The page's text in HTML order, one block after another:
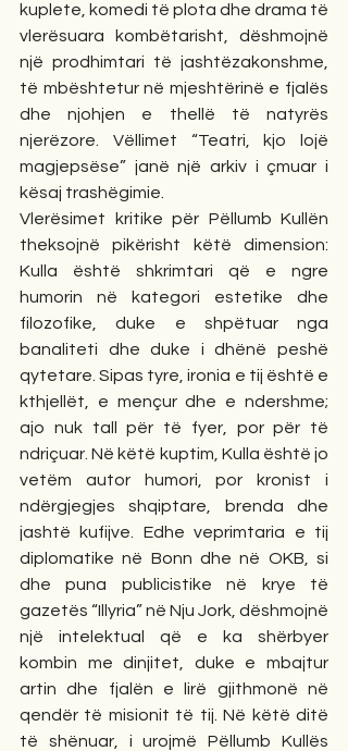
kuplete, komedi të plota dhe drama të
vlerësuara kombëtarisht, dëshmojnë
një prodhimtari të jashtëzakonshme,
të mbështetur në mjeshtërinë e fjalës
dhe njohjen e thellë të natyrës
njerëzore. Vëllimet “Teatri, kjo lojë
magjepsëse” janë një arkiv i çmuar i
kësaj trashëgimie.
Vlerësimet kritike për Pëllumb Kullën
theksojnë pikërisht këtë dimension:
Kulla është shkrimtari që e ngre
humorin në kategori estetike dhe
filozofike, duke e shpëtuar nga
banaliteti dhe duke i dhënë peshë
qytetare. Sipas tyre, ironia e tij është e
kthjellët, e mençur dhe e ndershme;
ajo nuk tall për të fyer, por për të
ndriçuar. Në këtë kuptim, Kulla është jo
vetëm autor humori, por kronist i
ndërgjegjes shqiptare, brenda dhe
jashtë kufijve. Edhe veprimtaria e tij
diplomatike në Bonn dhe në OKB, si
dhe puna publicistike në krye të
gazetës “Illyria” në Nju Jork, dëshmojnë
një intelektual që e ka shërbyer
kombin me dinjitet, duke e mbajtur
artin dhe fjalën e lirë gjithmonë në
qendër të misionit të tij. Në këtë ditë
të shënuar, i urojmë Pëllumb Kullës